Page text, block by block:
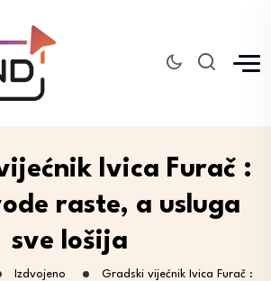
Ivica Furač :
raste, a usluga
sve lošija
Izdvojeno
Gradski vijećnik Ivica Furač :